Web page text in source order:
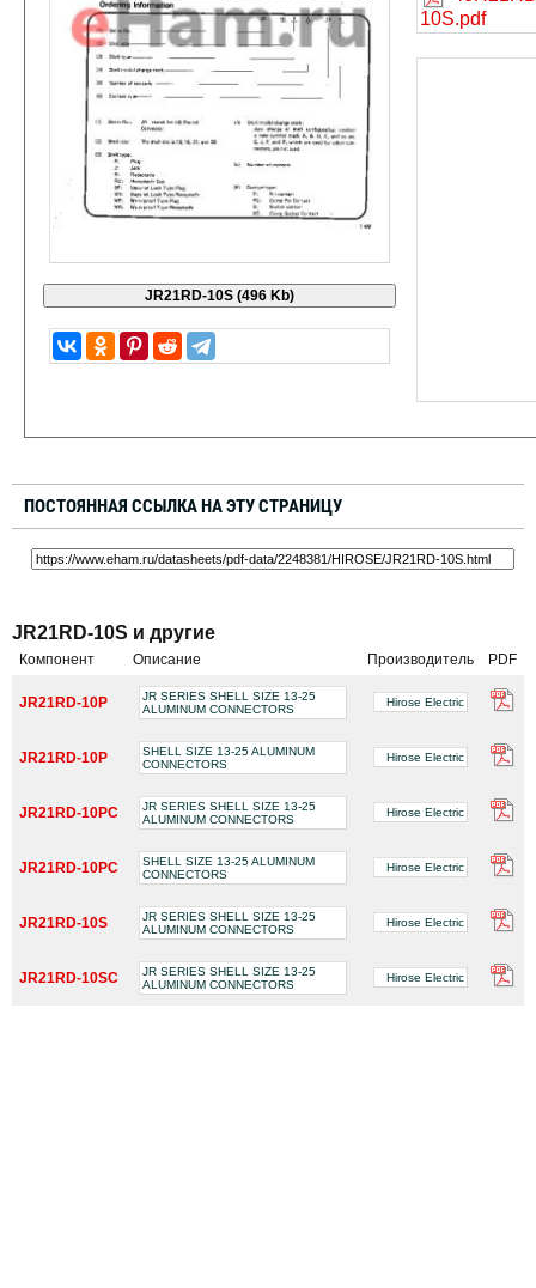
10S.pdf
ПОСТОЯННАЯ ССЫЛКА НА ЭТУ СТРАНИЦУ
JR21RD-10S и другие
Компонент Описание Производитель PDF
JR21RD-10P
JR SERIES SHELL SIZE 13-25
ALUMINUM CONNECTORS
Hirose Electric
JR21RD-10P
SHELL SIZE 13-25 ALUMINUM
CONNECTORS
Hirose Electric
JR21RD-10PC
JR SERIES SHELL SIZE 13-25
ALUMINUM CONNECTORS
Hirose Electric
JR21RD-10PC
SHELL SIZE 13-25 ALUMINUM
CONNECTORS
Hirose Electric
JR21RD-10S
JR SERIES SHELL SIZE 13-25
ALUMINUM CONNECTORS
Hirose Electric
JR21RD-10SC
JR SERIES SHELL SIZE 13-25
ALUMINUM CONNECTORS
Hirose Electric